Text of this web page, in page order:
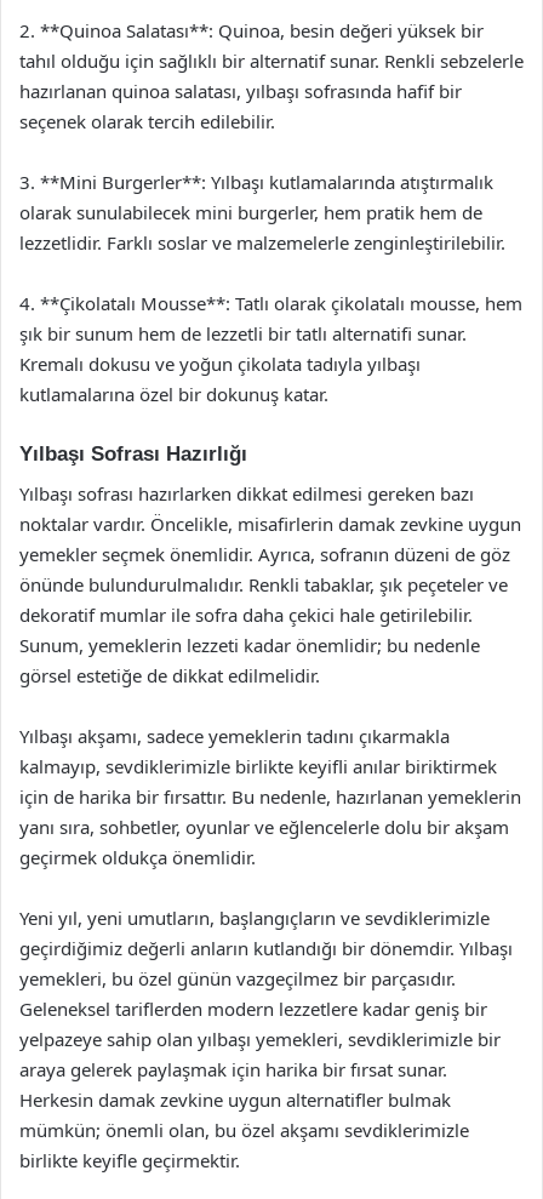
2. **Quinoa Salatası**: Quinoa, besin değeri yüksek bir
tahıl olduğu için sağlıklı bir alternatif sunar. Renkli sebzelerle
hazırlanan quinoa salatası, yılbaşı sofrasında hafif bir
seçenek olarak tercih edilebilir.
3. **Mini Burgerler**: Yılbaşı kutlamalarında atıştırmalık
olarak sunulabilecek mini burgerler, hem pratik hem de
lezzetlidir. Farklı soslar ve malzemelerle zenginleştirilebilir.
4. **Çikolatalı Mousse**: Tatlı olarak çikolatalı mousse, hem
şık bir sunum hem de lezzetli bir tatlı alternatifi sunar.
Kremalı dokusu ve yoğun çikolata tadıyla yılbaşı
kutlamalarına özel bir dokunuş katar.
Yılbaşı Sofrası Hazırlığı
Yılbaşı sofrası hazırlarken dikkat edilmesi gereken bazı
noktalar vardır. Öncelikle, misafirlerin damak zevkine uygun
yemekler seçmek önemlidir. Ayrıca, sofranın düzeni de göz
önünde bulundurulmalıdır. Renkli tabaklar, şık peçeteler ve
dekoratif mumlar ile sofra daha çekici hale getirilebilir.
Sunum, yemeklerin lezzeti kadar önemlidir; bu nedenle
görsel estetiğe de dikkat edilmelidir.
Yılbaşı akşamı, sadece yemeklerin tadını çıkarmakla
kalmayıp, sevdiklerimizle birlikte keyifli anılar biriktirmek
için de harika bir fırsattır. Bu nedenle, hazırlanan yemeklerin
yanı sıra, sohbetler, oyunlar ve eğlencelerle dolu bir akşam
geçirmek oldukça önemlidir.
Yeni yıl, yeni umutların, başlangıçların ve sevdiklerimizle
geçirdiğimiz değerli anların kutlandığı bir dönemdir. Yılbaşı
yemekleri, bu özel günün vazgeçilmez bir parçasıdır.
Geleneksel tariflerden modern lezzetlere kadar geniş bir
yelpazeye sahip olan yılbaşı yemekleri, sevdiklerimizle bir
araya gelerek paylaşmak için harika bir fırsat sunar.
Herkesin damak zevkine uygun alternatifler bulmak
mümkün; önemli olan, bu özel akşamı sevdiklerimizle
birlikte keyifle geçirmektir.